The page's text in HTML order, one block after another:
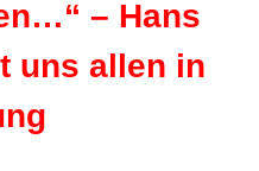
– Hans
uns allen in